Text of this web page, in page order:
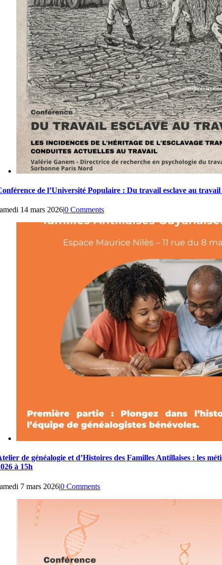
de l’Université Populaire : Du travail esclave au
14 mars 2026|0 Comments
de généalogie et d’Histoires des Familles Antillaises : les
à 15h
7 mars 2026|0 Comments